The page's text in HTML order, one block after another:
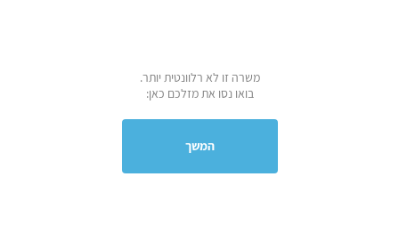
משרה זו לא רלוונטית יותר.
בואו נסו את מזלכם כאן:
המשך